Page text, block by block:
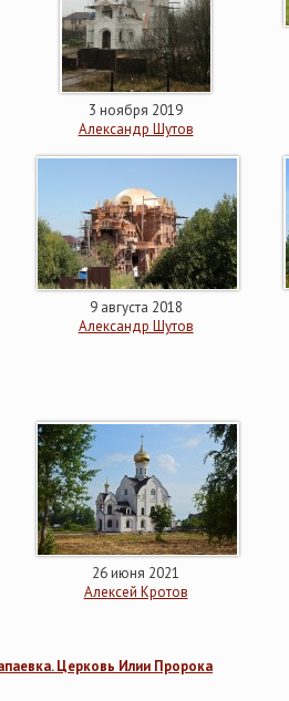
3 ноября 2019
Александр Шутов
9 августа 2018
Александр Шутов
26 июня 2021
Алексей Кротов
Церковь Илии Пророка